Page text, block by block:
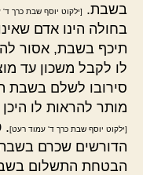
בשבת.
[ילקוט יוסף שבת כרך ד'
בחולה הינו אדם
תיכף בשבת, אסור
לו לקבל משכון עד
סירובו לשלם בשבת
מותר להראות לו
[ילקוט יוסף שבת כרך ד' עמוד רעט].
הדורשים שכרם
הבטחת התשלום